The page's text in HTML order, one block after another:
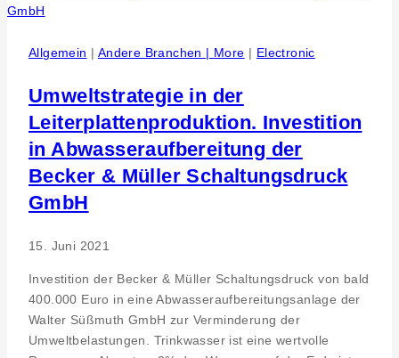
der
Gruppe
Allgemein | Andere Branchen | More | Electronic
Umweltstrategie in der
Leiterplattenproduktion. Investition
in Abwasseraufbereitung der
Becker & Müller Schaltungsdruck
GmbH
15. Juni 2021
Investition der Becker & Müller Schaltungsdruck von bald
400.000 Euro in eine Abwasseraufbereitungsanlage der
Walter Süßmuth GmbH zur Verminderung der
Umweltbelastungen. Trinkwasser ist eine wertvolle